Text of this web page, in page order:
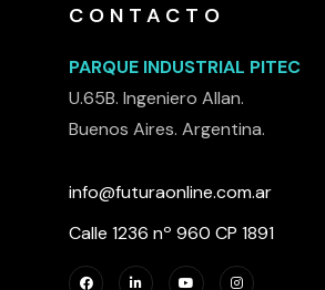
CONTACTO
PARQUE INDUSTRIAL PITEC
U.65B. Ingeniero Allan.
Buenos Aires. Argentina.
info@futuraonline.com.ar
Calle 1236 nº 960 CP 1891